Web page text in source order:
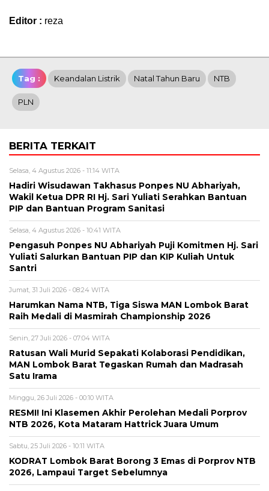
Editor : reza
Tag : Keandalan Listrik Natal Tahun Baru NTB
PLN
BERITA TERKAIT
Selasa, 4 Agustus 2026 - 11:14 WITA
Hadiri Wisudawan Takhasus Ponpes NU Abhariyah,
Wakil Ketua DPR RI Hj. Sari Yuliati Serahkan Bantuan
PIP dan Bantuan Program Sanitasi
Selasa, 4 Agustus 2026 - 10:41 WITA
Pengasuh Ponpes NU Abhariyah Puji Komitmen Hj. Sari
Yuliati Salurkan Bantuan PIP dan KIP Kuliah Untuk
Santri
Jumat, 31 Juli 2026 - 08:24 WITA
Harumkan Nama NTB, Tiga Siswa MAN Lombok Barat
Raih Medali di Masmirah Championship 2026
Senin, 27 Juli 2026 - 07:04 WITA
Ratusan Wali Murid Sepakati Kolaborasi Pendidikan,
MAN Lombok Barat Tegaskan Rumah dan Madrasah
Satu Irama
Minggu, 26 Juli 2026 - 00:10 WITA
RESMI! Ini Klasemen Akhir Perolehan Medali Porprov
NTB 2026, Kota Mataram Hattrick Juara Umum
Sabtu, 25 Juli 2026 - 10:11 WITA
KODRAT Lombok Barat Borong 3 Emas di Porprov NTB
2026, Lampaui Target Sebelumnya